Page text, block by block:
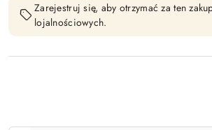
Zarejestruj się, aby otrzymać za ten
lojalnościowych.